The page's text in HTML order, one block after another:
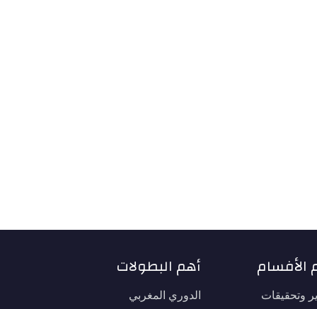
الأفسام
وتحقيقات
أهم البطولات
الدوري المغربي